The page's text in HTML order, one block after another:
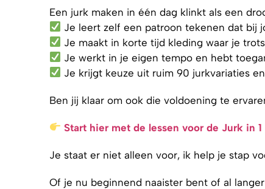
Een jurk maken in één dag klinkt als een
Je leert zelf een patroon tekenen dat bij
Je maakt in korte tijd kleding waar je
Je werkt in je eigen tempo en hebt
Je krijgt keuze uit ruim 90 jurkvariaties
Ben jij klaar om ook die voldoening te
Start hier met de lessen voor de Jurk in 1
Je staat er niet alleen voor, ik help je stap
Of je nu beginnend naaister bent of al